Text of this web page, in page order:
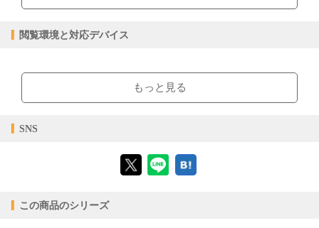
第五章 「神武天皇」
軌跡を
購入
レンタル
閲覧可能期間
閲覧環境と対応デバイス
ブラウザビューア・PC版ConTenDoビューア・モバイルビューア
【対応デバイス】
【PC版ConTenDoビューア】
もっと見る
SNS
この商品のシリーズ